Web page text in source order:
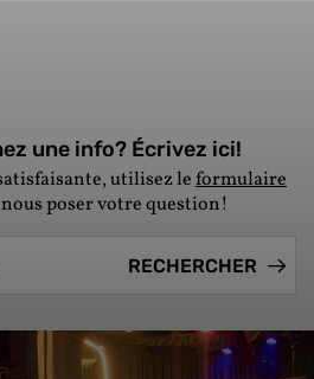
une info? Écrivez ici!
utilisez leformulaire
poser votre question!